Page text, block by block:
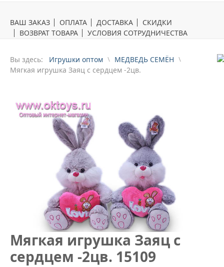
ВАШ ЗАКАЗ ОПЛАТА ДОСТАВКА
СКИДКИ
ВОЗВРАТ ТОВАРА
УСЛОВИЯ СОТРУДНИЧЕСТВА
Вы здесь: Игрушки оптом
МЕДВЕДЬ СЕМЁН
Мягкая игрушка Заяц с сердцем -2цв.
Мягкая игрушка Заяц с
сердцем -2цв. 15109